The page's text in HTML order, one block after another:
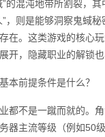
的混沌地带所割裂，
，则是能够洞察鬼蜮
在。这类游戏的核心
开，隐藏职业的解锁也
本前提条件是什么？
都不是一蹴而就的。
器主流等级（例如50